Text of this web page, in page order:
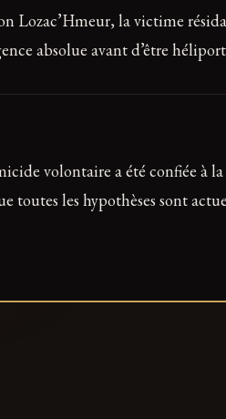
Lozac’Hmeur, la victime
absolue avant d’être
volontaire a été confiée à
les hypothèses sont